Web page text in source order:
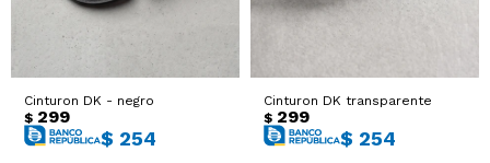
Cinturon DK - negro
$ 299
$ 254
Cinturon DK transparente
$ 299
$ 254